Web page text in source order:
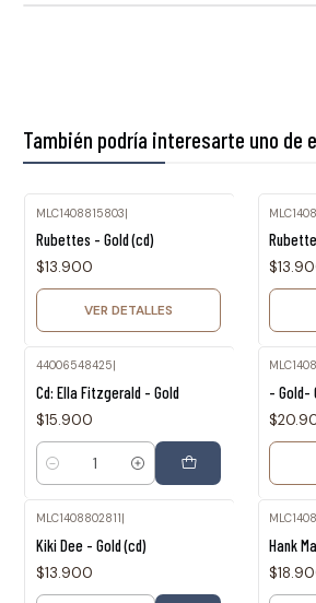
También podría interesarte uno de
MLC1408815803|
Rubettes - Gold (cd)
$13.900
VER DETALLES
44006548425
Cd: Ella Fitzgerald - Gold
$15.900
Cantidad
- Gold-
MLC1408802811|
Kiki Dee - Gold (cd)
$13.900
Hank